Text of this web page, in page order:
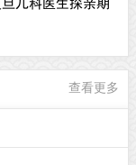
儿科医生探亲期
查看更多